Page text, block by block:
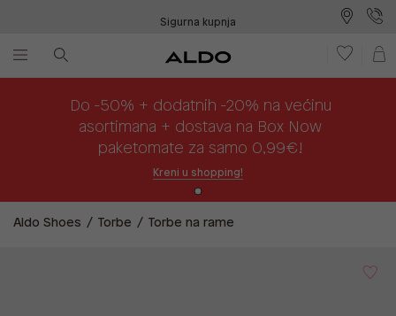
Sigurna kupnja
Do -50% + dodatnih -20% na većinu
asortimana + dostava na Box Now
paketomate za samo 0,99€!
Kreni u shopping!
Aldo Shoes Torbe Torbe na rame